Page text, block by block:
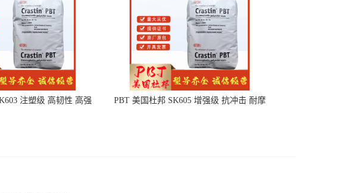
注塑级 高韧性 高强
PBT 美国杜邦 SK605 增强级 抗冲击 耐摩